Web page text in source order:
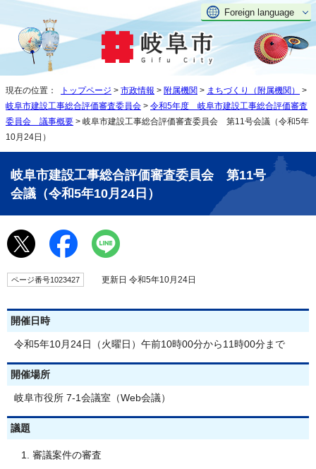
Foreign language
現在の位置： トップページ > 市政情報 > 附属機関 > まちづくり（附属機関）
>
岐阜市建設工事総合評価審査委員会 > 令和5年度 岐阜市建設工事総合評価審査
委員会 議事概要 > 岐阜市建設工事総合評価審査委員会 第11号会議（令和5年
10月24日）
岐阜市建設工事総合評価審査委員会 第11号
会議（令和5年10月24日）
ページ番号1023427 更新日 令和5年10月24日
開催日時
令和5年10月24日（火曜日）午前10時00分から11時00分まで
開催場所
岐阜市役所 7-1会議室（Web会議）
議題
審議案件の審査